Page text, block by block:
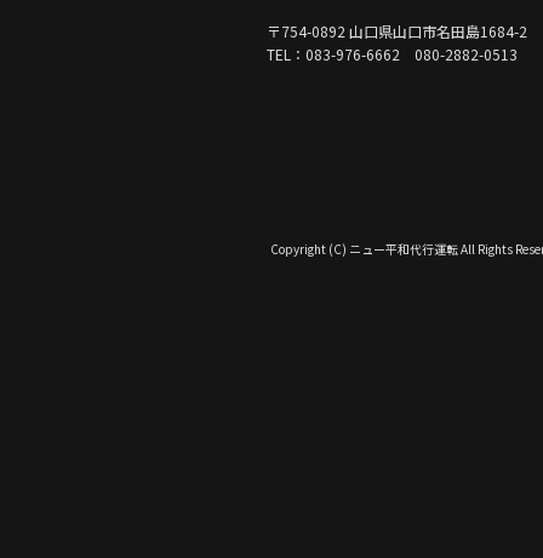
〒754-0892 山口県山口市名田島1684-2
TEL：083-976-6662 080-2882-0513
Copyright (C) ニュー平和代行運転 All Rights